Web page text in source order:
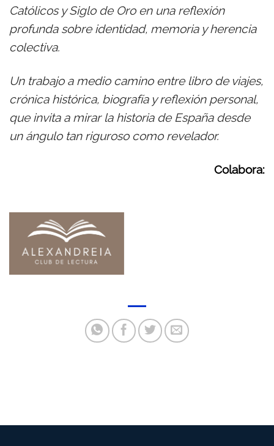
Católicos y Siglo de Oro en una reflexión
profunda sobre identidad, memoria y herencia
colectiva.
Un trabajo a medio camino entre libro de viajes,
crónica histórica, biografía y reflexión personal,
que invita a mirar la historia de España desde
un ángulo tan riguroso como revelador.
Colabora: